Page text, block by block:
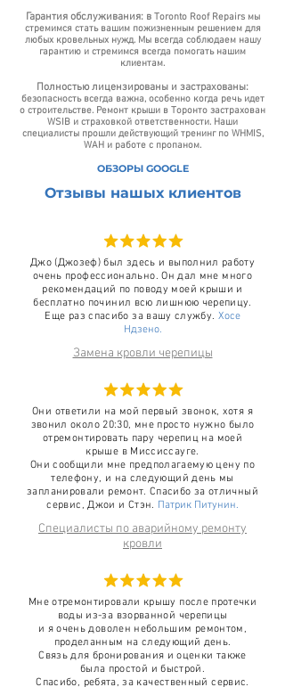
Гарантия обслуживания: вToronto Roof Repairs мы
стремимся стать вашим пожизненным решением для
любых кровельных нужд. Мы всегда соблюдаем нашу
гарантию и стремимся всегда помогать нашим
клиентам.
Полностью лицензированы и застрахованы:
безопасность всегда важна, особенно когда речь идет
о строительстве. Ремонт крыши в Торонто застрахован
WSIB и страховкой ответственности. Наши
специалисты прошли действующий тренинг по WHMIS,
WAH и работе с пропаном.
ОБЗОРЫ GOOGLE
Отзывы нашых клиентов
Джо (Джозеф) был здесь и выполнил работу
очень профессионально. Он дал мне много
рекомендаций по поводу моей крыши и
бесплатно починил всю лишнюю черепицу.
Еще раз спасибо за вашу службу. Хосе
Ндзено.
Замена кровли черепицы
Они ответили на мой первый звонок, хотя я
звонил около 20:30, мне просто нужно было
отремонтировать пару черепиц на моей
крыше в Миссиссауге.
Они сообщили мне предполагаемую цену по
телефону, и на следующий день мы
запланировали ремонт. Спасибо за отличный
сервис, Джои и Стэн. Патрик Питунин.
Специалисты по аварийному ремонту
кровли
Мне отремонтировали крышу после протечки
воды из-за взорванной черепицы
и я очень доволен небольшим ремонтом,
проделанным на следующий день.
Связь для бронирования и оценки также
была простой и быстрой.
Спасибо, ребята, за качественный сервис.